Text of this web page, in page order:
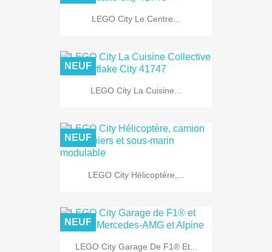
LEGO City Le Centre...
LEGO City La Cuisine...
NEUF
LEGO City Hélicoptère,...
NEUF
LEGO City Garage De F1® Et...
NEUF